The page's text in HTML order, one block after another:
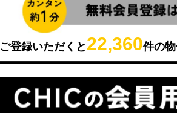
ご登録いただくと 22,360件の